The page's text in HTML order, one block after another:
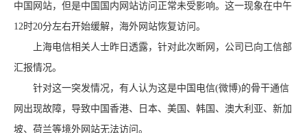
中国网站，但是中国国内网站访问正常未受影响。这一现象在中午
12时20分左右开始缓解，海外网站恢复访问。
上海电信相关人士昨日透露，针对此次断网，公司已向工信部
汇报情况。
针对这一突发情况，有人认为这是中国电信(微博)的骨干通信
网出现故障，导致中国香港、日本、美国、韩国、澳大利亚、新加
坡、荷兰等境外网站无法访问。